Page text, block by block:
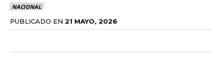
NACIONAL
PUBLICADO EN 21 MAYO, 2026